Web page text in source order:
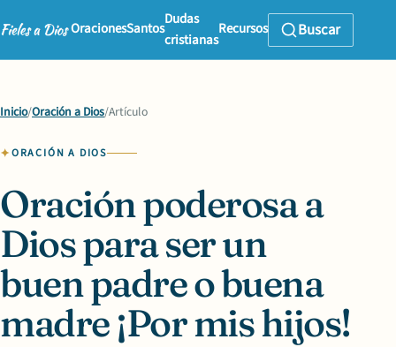
OracionesSantos
Dudas
cristianas
Recursos Buscar
Inicio/Oración a Dios/Artículo
ORACIÓN A DIOS
Oración poderosa a
Dios para ser un
buen padre o buena
madre ¡Por mis hijos!